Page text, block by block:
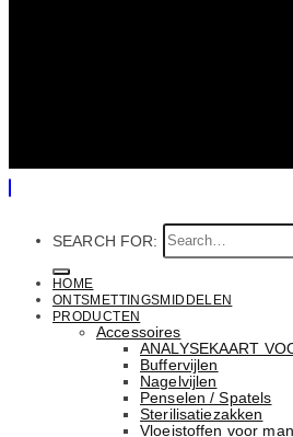
SEARCH FOR:
HOME
ONTSMETTINGSMIDDELEN
PRODUCTEN
Accessoires
ANALYSEKAART
Buffervijlen
Nagelvijlen
Penselen / Spatels
Sterilisatiezakken
Vloeistoffen voor